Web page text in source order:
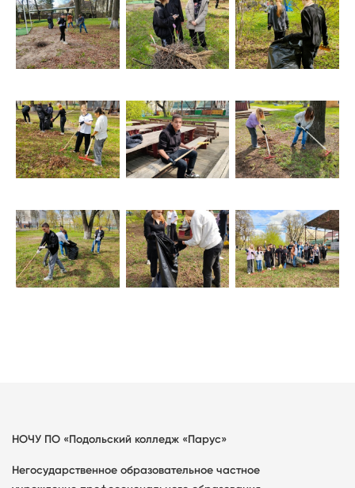
НОЧУ ПО «Подольский колледж «Парус»
Негосударственное образовательное частное